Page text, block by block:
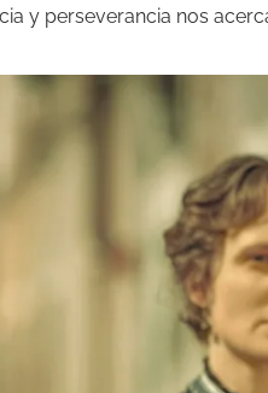
y perseverancia nos